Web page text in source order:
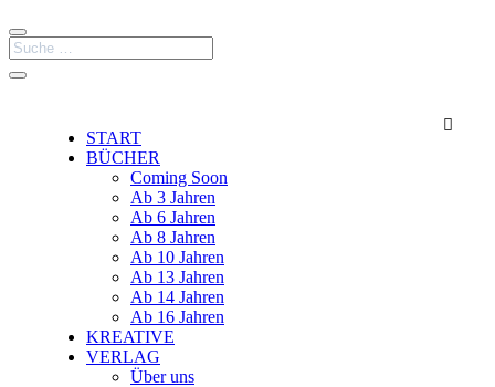

START
BÜCHER
Coming Soon
Ab 3 Jahren
Ab 6 Jahren
Ab 8 Jahren
Ab 10 Jahren
Ab 13 Jahren
Ab 14 Jahren
Ab 16 Jahren
KREATIVE
VERLAG
Über uns